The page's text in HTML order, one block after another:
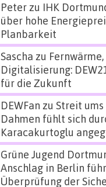
Peterzu IHK
über hohe
Planbarkeit
Sascha zu
Digitalisierung:
für die Zukunft
DEWFan zu Streit
Dahmen fühlt sich
Karacakurtoglu
Grüne Jugend
Anschlag in Berlin
Überprüfung der